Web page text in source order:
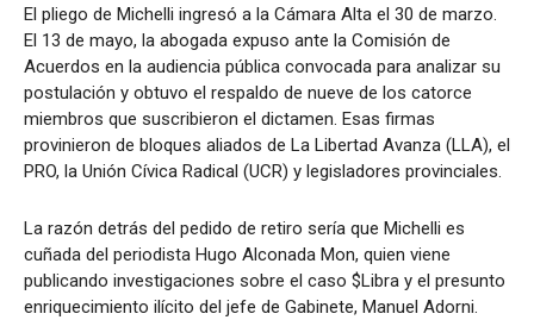
El pliego de Michelli ingresó a la Cámara Alta el 30 de marzo.
El 13 de mayo, la abogada expuso ante la Comisión de
Acuerdos en la audiencia pública convocada para analizar su
postulación y obtuvo el respaldo de nueve de los catorce
miembros que suscribieron el dictamen. Esas firmas
provinieron de bloques aliados de La Libertad Avanza (LLA), el
PRO, la Unión Cívica Radical (UCR) y legisladores provinciales.
La razón detrás del pedido de retiro sería que Michelli es
cuñada del periodista Hugo Alconada Mon, quien viene
publicando investigaciones sobre el caso $Libra y el presunto
enriquecimiento ilícito del jefe de Gabinete, Manuel Adorni.